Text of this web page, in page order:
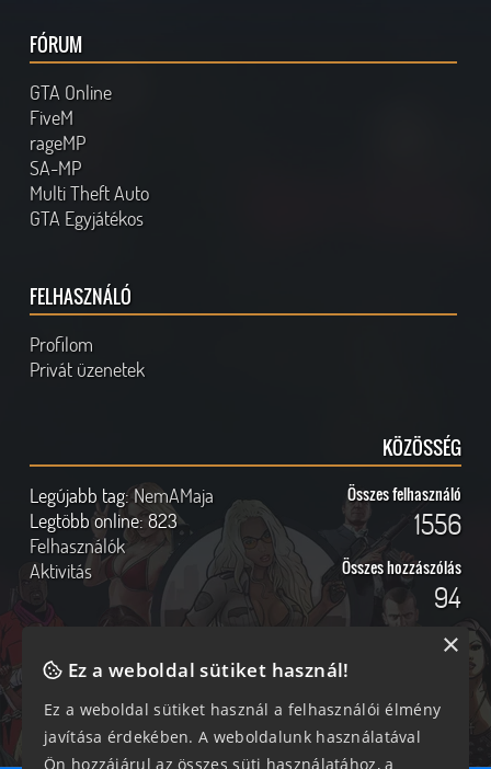
FÓRUM
GTA Online
FiveM
rageMP
SA-MP
Multi Theft Auto
GTA Egyjátékos
FELHASZNÁLÓ
Profilom
Privát üzenetek
KÖZÖSSÉG
Legújabb tag:NemAMaja
Legtöbb online:823
Felhasználók
Aktivitás
Összes felhasználó
1556
Összes hozzászólás
94
Online felhasználók
214 vendég, 0 tag
Kövess Minket!
Ez a weboldal sütiket használ!
Ez a weboldal sütiket használ a felhasználói élmény
javítása érdekében. A weboldalunk használatával
Ön hozzájárul az összes süti használatához, a
×